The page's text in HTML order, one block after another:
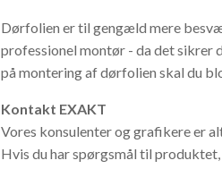
Dørfolien er til gengæld mere
professionel montør - da det
på montering af dørfolien skal du
Kontakt EXAKT
Vores konsulenter og grafikere er
Hvis du har spørgsmål til